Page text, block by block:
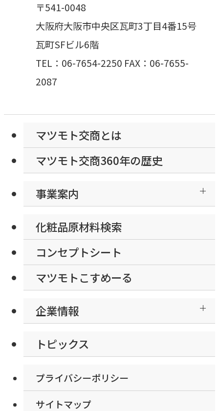
〒541-0048
大阪府大阪市中央区瓦町3丁目4番15号
瓦町SFビル6階
TEL：06-7654-2250 FAX：06-7655-
2087
マツモト交商とは
マツモト交商360年の歴史
事業案内
化粧品原材料検索
コンセプトシート
マツモトこすめーる
企業情報
トピックス
プライバシーポリシー
サイトマップ